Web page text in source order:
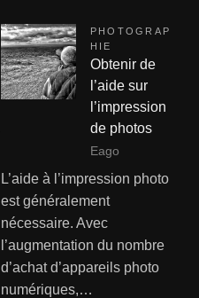
PHOTOGRAP
HIE
Obtenir de
l’aide sur
l’impression
de photos
Eago
L’aide à l’impression photo
est généralement
nécessaire. Avec
l’augmentation du nombre
d’achat d’appareils photo
numériques,…